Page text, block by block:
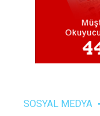
SOSYAL MEDYA